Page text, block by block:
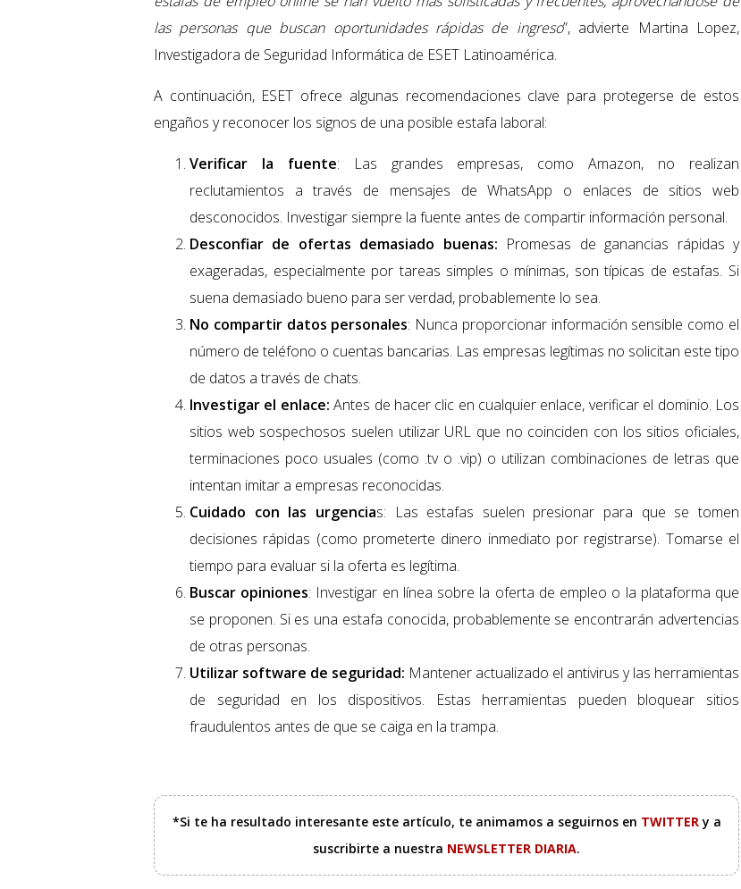
las personas que buscan oportunidades rápidas de ingreso”, advierte Martina Lopez,
Investigadora de Seguridad Informática de ESET Latinoamérica.
A continuación, ESET ofrece algunas recomendaciones clave para protegerse de estos
engaños y reconocer los signos de una posible estafa laboral:
Verificar la fuente: Las grandes empresas, como Amazon, no realizan
reclutamientos a través de mensajes de WhatsApp o enlaces de sitios web
desconocidos. Investigar siempre la fuente antes de compartir información personal.
Desconfiar de ofertas demasiado buenas: Promesas de ganancias rápidas y
exageradas, especialmente por tareas simples o mínimas, son típicas de estafas. Si
suena demasiado bueno para ser verdad, probablemente lo sea.
No compartir datos personales: Nunca proporcionar información sensible como el
número de teléfono o cuentas bancarias. Las empresas legítimas no solicitan este tipo
de datos a través de chats.
Investigar el enlace: Antes de hacer clic en cualquier enlace, verificar el dominio. Los
sitios web sospechosos suelen utilizar URL que no coinciden con los sitios oficiales,
terminaciones poco usuales (como .tv o .vip) o utilizan combinaciones de letras que
intentan imitar a empresas reconocidas.
Cuidado con las urgencias: Las estafas suelen presionar para que se tomen
decisiones rápidas (como prometerte dinero inmediato por registrarse). Tomarse el
tiempo para evaluar si la oferta es legítima.
Buscar opiniones: Investigar en línea sobre la oferta de empleo o la plataforma que
se proponen. Si es una estafa conocida, probablemente se encontrarán advertencias
de otras personas.
Utilizar software de seguridad: Mantener actualizado el antivirus y las herramientas
de seguridad en los dispositivos. Estas herramientas pueden bloquear sitios
fraudulentos antes de que se caiga en la trampa.
*Si te ha resultado interesante este artículo, te animamos a seguirnos en TWITTERy a
suscribirte a nuestra NEWSLETTER DIARIA.